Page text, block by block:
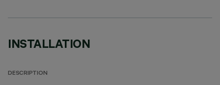
INSTALLATION
DESCRIPTION